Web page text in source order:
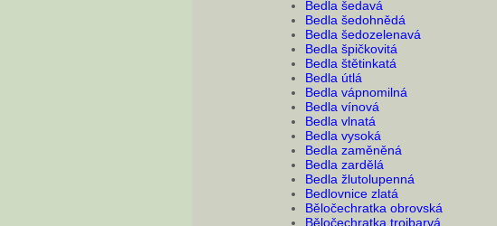
Bedla šedavá
Bedla šedohnědá
Bedla šedozelenavá
Bedla špičkovitá
Bedla štětinkatá
Bedla útlá
Bedla vápnomilná
Bedla vínová
Bedla vlnatá
Bedla vysoká
Bedla zaměněná
Bedla zardělá
Bedla žlutolupenná
Bedlovnice zlatá
Běločechratka obrovská
Běločechratka trojbarvá